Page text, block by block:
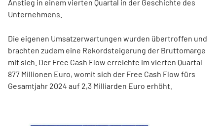
Anstieg in einem vierten Quartal in der Geschichte des
Unternehmens.
Die eigenen Umsatzerwartungen wurden übertroffen und
brachten zudem eine Rekordsteigerung der Bruttomarge
mit sich. Der Free Cash Flow erreichte im vierten Quartal
877 Millionen Euro, womit sich der Free Cash Flow fürs
Gesamtjahr 2024 auf 2,3 Milliarden Euro erhöht.